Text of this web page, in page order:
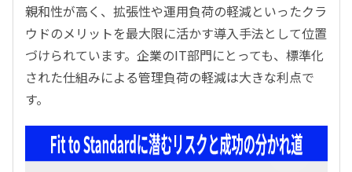
親和性が高く、拡張性や運用負荷の軽減といったクラ
ウドのメリットを最大限に活かす導入手法として位置
づけられています。企業のIT部門にとっても、標準化
された仕組みによる管理負荷の軽減は大きな利点で
す。